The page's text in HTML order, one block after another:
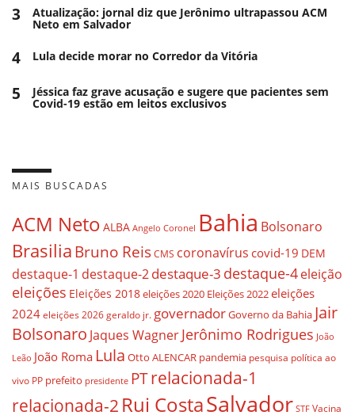
3 Atualização: jornal diz que Jerônimo ultrapassou ACM
Neto em Salvador
4 Lula decide morar no Corredor da Vitória
5 Jéssica faz grave acusação e sugere que pacientes sem
Covid-19 estão em leitos exclusivos
MAIS BUSCADAS
ACM Neto ALBA Angelo Coronel Bahia Bolsonaro
BrasiliaBruno ReisCMS coronavírus covid-19 DEM
destaque-1 destaque-2destaque-3 destaque-4eleição
eleições Eleições 2018eleições 2020 Eleições 2022eleições
2024 eleições 2026 geraldo jr. governadorGoverno da Bahia Jair
Bolsonaro Jaques WagnerJerônimo Rodrigues João
Leão João Roma Lula Otto ALENCAR pandemia pesquisa política ao
vivo PP prefeito presidente PTrelacionada-1
relacionada-2 Rui CostaSalvador STF Vacina